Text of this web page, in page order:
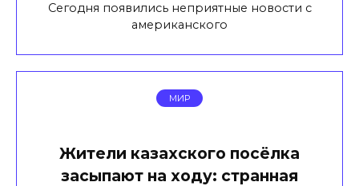
Сегодня появились неприятные новости с
американского
МИР
Жители казахского посёлка
засыпают на ходу: странная